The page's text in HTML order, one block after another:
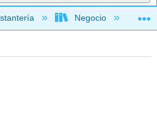
jerarquía global
Negocio